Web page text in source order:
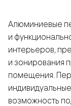
Алюминиевые
и
интерьеров,
и зонирования
помещения.
возможность